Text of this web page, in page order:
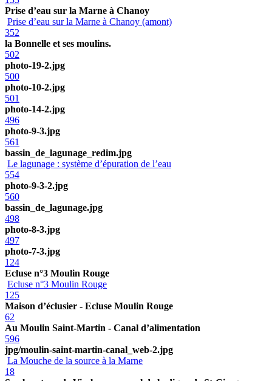
Prise d’eau sur la Marne à Chanoy
Prise d’eau sur la Marne à Chanoy (amont)
352
la Bonnelle et ses moulins.
502
photo-19-2.jpg
500
photo-10-2.jpg
501
photo-14-2.jpg
496
photo-9-3.jpg
561
bassin_de_lagunage_redim.jpg
Le lagunage : système d’épuration de l’eau
554
photo-9-3-2.jpg
560
bassin_de_lagunage.jpg
498
photo-8-3.jpg
497
photo-7-3.jpg
124
Ecluse n°3 Moulin Rouge
Ecluse n°3 Moulin Rouge
125
Maison d’éclusier - Ecluse Moulin Rouge
62
Au Moulin Saint-Martin - Canal d’alimentation
596
jpg/moulin-saint-martin-canal_web-2.jpg
La Mouche de la source à la Marne
18